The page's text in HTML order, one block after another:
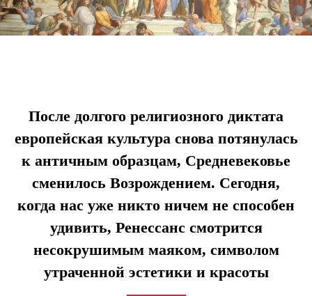
После долгого религиозного диктата
европейская культура снова потянулась
к античным образцам, Средневековье
сменилось Возрождением. Сегодня,
когда нас уже никто ничем не способен
удивить, Ренессанс смотрится
несокрушимым маяком, символом
утраченной эстетики и красоты